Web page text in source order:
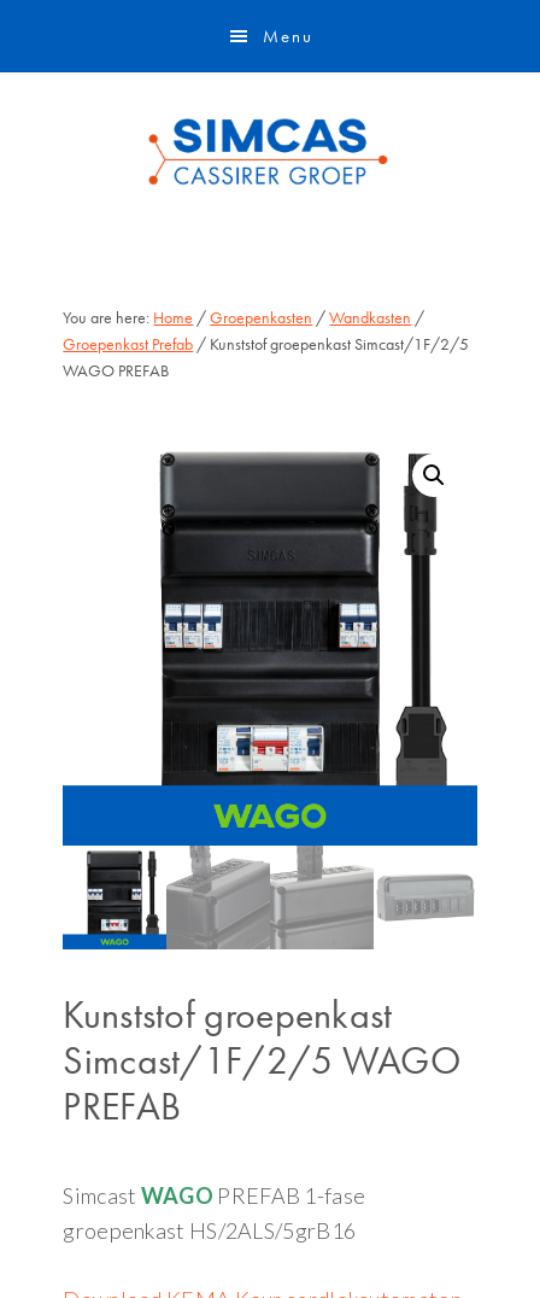
Menu
You are here: Home /Groepenkasten /Wandkasten /
Groepenkast Prefab / Kunststof groepenkast Simcast/1F/2/5
WAGO PREFAB
Kunststof groepenkast
Simcast/1F/2/5 WAGO
PREFAB
Simcast WAGO PREFAB 1-fase
groepenkast HS/2ALS/5grB16